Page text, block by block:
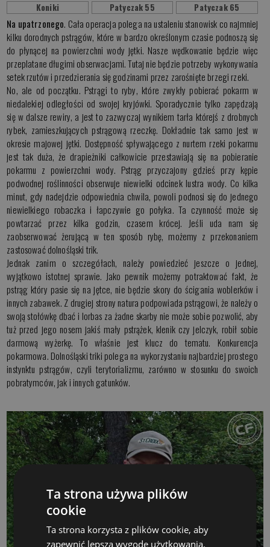
Koniki Patyczak 55 Patyczak 65
Na upatrzonego. Cała operacja polega na ustaleniu stanowisk co najmniej
kilku dorodnych pstrągów, które w bardzo określonym czasie podnoszą się
do płynącej na powierzchni wody jętki. Nasze wędkowanie będzie więc
przeplatane długimi obserwacjami. Tutaj nie będzie potrzeby wykonywania
setek rzutów i przedzierania się godzinami przez zarośnięte brzegi rzeki.
No, ale od początku. Pstrągi to ryby, które zwykły pobierać pokarm w
niedalekiej odległości od swojej kryjówki. Sporadycznie tylko zapędzają
się w dalsze rewiry, a jest to zazwyczaj wynikiem tarła którejś z drobnych
rybek, zamieszkujących pstrągową rzeczkę. Dokładnie tak samo jest w
okresie majowej jętki. Dostępność spływającego z nurtem rzeki pokarmu
jest tak duża, że drapieżniki całkowicie przestawiają się na pobieranie
pokarmu z powierzchni wody. Pstrąg przyczajony gdzieś przy kępie
podwodnej roślinności obserwuje niewielki odcinek lustra wody. Co kilka
minut, gdy nadejdzie odpowiednia chwila, powoli podnosi się do jednego
niewielkiego robaczka i łapczywie go połyka. Ta czynność może się
powtarzać przez kilka godzin, czasem krócej. Jeśli uda nam się
zaobserwować żerującą w ten sposób rybę, możemy z przekonaniem
zastosować dolnośląski trik.
Jednak zanim o szczegółach, należy powiedzieć jeszcze o jednej,
wyjątkowo istotnej sprawie. Jako pewnik możemy potraktować fakt, że
pstrąg który pasie się na jętce, nie będzie skory do ścigania woblerków i
innych zabawek. Z drugiej strony natura podpowiada pstrągowi, że należy o
swoją stołówkę dbać i lorbas za żadne skarby nie może sobie pozwolić, aby
tuż przed jego nosem jakiś mały pstrążek, klenik czy jelczyk, robił sobie
darmową wyżerkę. To właśnie jest klucz do tematu. Konkurencja
pokarmowa. Dolnośląski triki polega na wykorzystaniu najbardziej prostego
instynktu pstrągów, czyli terytorializmu, zarówno w stosunku do swoich
pobratymców, jak i innych gatunków.
Ta strona używa plików
cookie
Ta strona korzysta z plików cookie, aby
zapewnić lepszą wygodę użytkowania.